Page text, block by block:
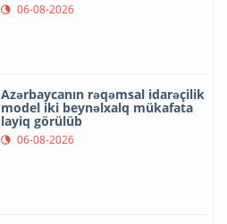
06-08-2026
Azərbaycanın rəqəmsal idarəçilik
model iki beynəlxalq mükafata
layiq görülüb
06-08-2026